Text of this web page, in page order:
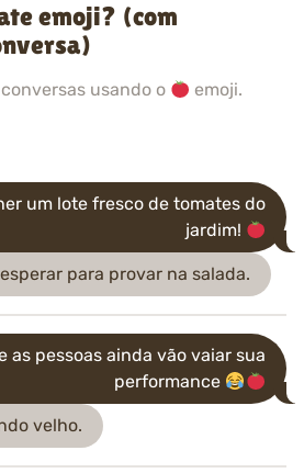
emoji? (com
usando o emoji.
um lote fresco de tomates do
jardim!
para provar na salada.
as pessoas ainda vão vaiar sua
performance
velho.